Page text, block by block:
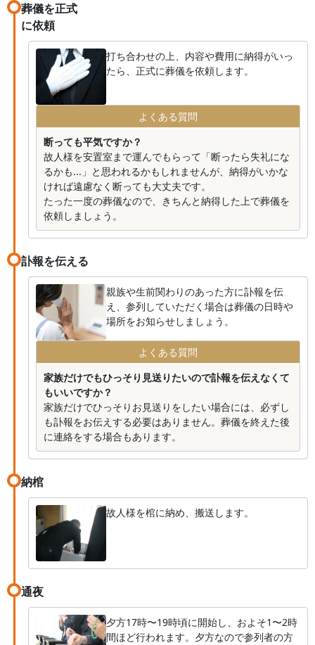
葬儀を正式
に依頼
打ち合わせの上、内容や費用に納得がいっ
たら、正式に葬儀を依頼します。
よくある質問
断っても平気ですか？
故人様を安置室まで運んでもらって「断ったら失礼にな
るかも...」と思われるかもしれませんが、納得がいかな
ければ遠慮なく断っても大丈夫です。
たった一度の葬儀なので、きちんと納得した上で葬儀を
依頼しましょう。
訃報を伝える
親族や生前関わりのあった方に訃報を伝
え、参列していただく場合は葬儀の日時や
場所をお知らせしましょう。
よくある質問
家族だけでもひっそり見送りたいので訃報を伝えなくて
もいいですか？
家族だけでひっそりお見送りをしたい場合には、必ずし
も訃報をお伝えする必要はありません。葬儀を終えた後
に連絡をする場合もあります。
納棺
故人様を棺に納め、搬送します。
通夜
夕方17時〜19時頃に開始し、およそ1〜2時
間ほど行われます。夕方なので参列者の方